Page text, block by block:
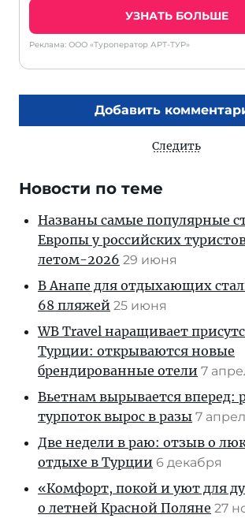
УЗНАТЬ БОЛЬШЕ
Реклама: ООО «Туроператор АРТ-ТУР»
Добавить
Следить
Новости по теме
Названы самые популярные
Европы у российских
летом-2026 29 июня
В Анапе для отдыхающих
68 пляжей 25 июня
WB Travel наращивает
Турции: открываются новые
брендированные отели 7
Вьетнам вырывается вперед:
турпоток вырос в разы 7
Две недели в раю: отзыв о
отдыхе в Турции 6 декабря
«Комфорт, покой и уют для
о летней Красной Поляне 27